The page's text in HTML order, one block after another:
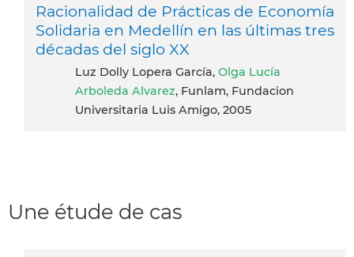
Racionalidad de Prácticas de Economía
Solidaria en Medellín en las últimas tres
décadas del siglo XX
Luz Dolly Lopera García, Olga Lucía
Arboleda Alvarez, Funlam, Fundacion
Universitaria Luis Amigo, 2005
Une étude de cas